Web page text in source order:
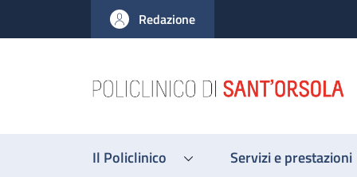
al contenuto principale
to footer content
Redazione
Il Policlinico Servizi e prestazioni